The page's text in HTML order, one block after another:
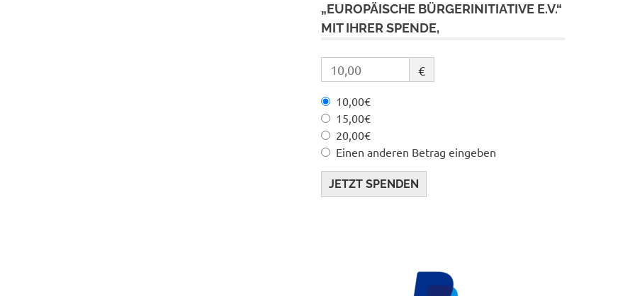
„EUROPÄISCHE BÜRGERINITIATIVE E.V.“
MIT IHRER SPENDE,
€
10,00€
15,00€
20,00€
Einen anderen Betrag eingeben
JETZT SPENDEN